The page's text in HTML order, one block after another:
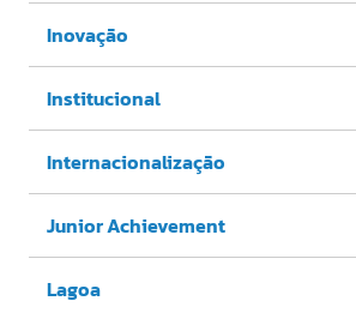
Inovação
Institucional
Internacionalização
Junior Achievement
Lagoa